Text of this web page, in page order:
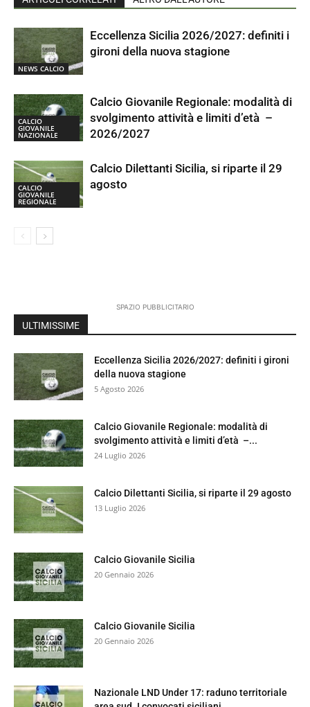
NEWS CALCIO
Eccellenza Sicilia 2026/2027: definiti i
gironi della nuova stagione
CALCIO
GIOVANILE
NAZIONALE
Calcio Giovanile Regionale: modalità di
svolgimento attività e limiti d’età –
2026/2027
CALCIO
GIOVANILE
REGIONALE
Calcio Dilettanti Sicilia, si riparte il 29
agosto
SPAZIO PUBBLICITARIO
ULTIMISSIME
Eccellenza Sicilia 2026/2027: definiti i gironi
della nuova stagione
5 Agosto 2026
Calcio Giovanile Regionale: modalità di
svolgimento attività e limiti d’età –...
24 Luglio 2026
Calcio Dilettanti Sicilia, si riparte il 29 agosto
13 Luglio 2026
Calcio Giovanile Sicilia
20 Gennaio 2026
Calcio Giovanile Sicilia
20 Gennaio 2026
Nazionale LND Under 17: raduno territoriale